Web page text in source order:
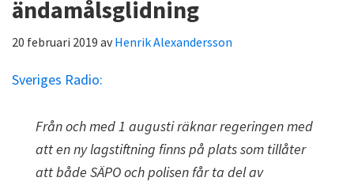
ändamålsglidning
20 februari 2019 avHenrik Alexandersson
Sveriges Radio:
Från och med 1 augusti räknar regeringen med
att en ny lagstiftning finns på plats som tillåter
att både SÄPO och polisen får ta del av